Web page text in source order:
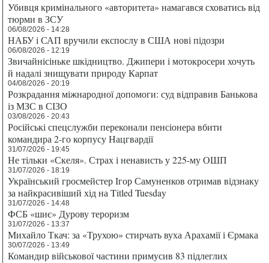
Убивця кримінального «авторитета» намагався сховатись від
тюрми в ЗСУ
06/08/2026 - 14:28
НАБУ і САП вручили експослу в США нові підозри
06/08/2026 - 12:19
Звичайнісіньке шкідництво. Джипери і мотокросери хочуть
й надалі знищувати природу Карпат
04/08/2026 - 20:19
Розкрадання міжнародної допомоги: суд відправив Банькова
із МЗС в СІЗО
03/08/2026 - 20:43
Російські спецслужби переконали пенсіонера вбити
командира 2-го корпусу Нацгвардії
31/07/2026 - 19:45
Не тільки «Скеля». Страх і ненависть у 225-му ОШП
31/07/2026 - 18:19
Український гросмейстер Ігор Самуненков отримав відзнаку
за найкрасивіший хід на Titled Tuesday
31/07/2026 - 14:48
ФСБ «шиє» Дурову тероризм
31/07/2026 - 13:37
Михайло Ткач: за «Трухою» стирчать вуха Арахамії і Єрмака
30/07/2026 - 13:49
Командир військової частини примусив 83 підлеглих